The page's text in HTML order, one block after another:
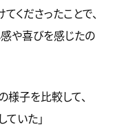
くださったことで、
や喜びを感じたの
子を比較して、
いた」